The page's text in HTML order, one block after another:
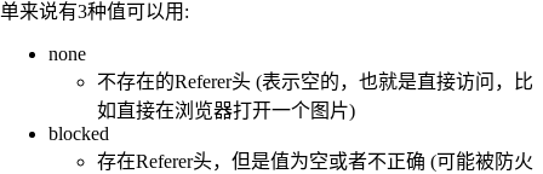
单来说有3种值可以用:
none
不存在的Referer头 (表示空的，也就是直接访问，比
如直接在浏览器打开一个图片)
blocked
存在Referer头，但是值为空或者不正确 (可能被防火